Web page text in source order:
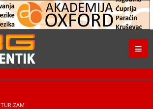
TURIZAM